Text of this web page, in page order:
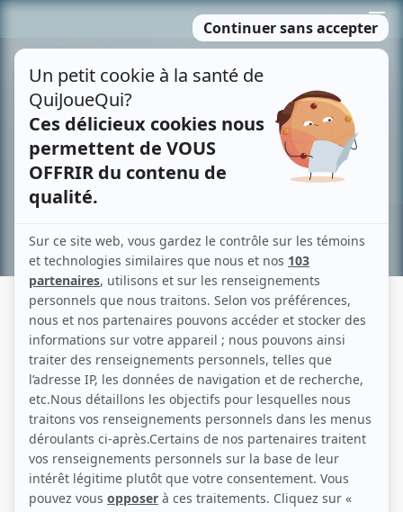
MENU
contenu
Recherche avancée »
UN SAFARI PRÈS DE CHEZ NOUS
Fiche détaillée Liste des épisodes